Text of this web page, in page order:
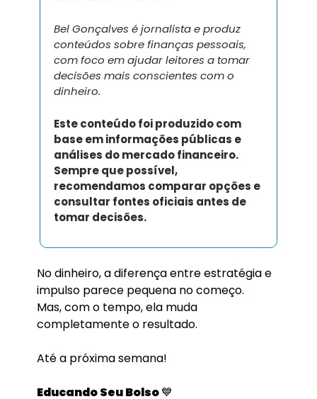
Bel Gonçalves é jornalista e produz
conteúdos sobre finanças pessoais,
com foco em ajudar leitores a tomar
decisões mais conscientes com o
dinheiro.
Este conteúdo foi produzido com
base em informações públicas e
análises do mercado financeiro.
Sempre que possível,
recomendamos comparar opções e
consultar fontes oficiais antes de
tomar decisões.
No dinheiro, a diferença entre estratégia e
impulso parece pequena no começo.
Mas, com o tempo, ela muda
completamente o resultado.
Até a próxima semana!
Educando Seu Bolso 💙